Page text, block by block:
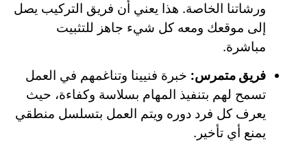
ورشاتنا الخاصة. هذا يعني أن فريق التركيب يصل
إلى موقعك ومعه كل شيء جاهز للتثبيت
مباشرة.
فريق متمرس: خبرة فنيينا وتناغمهم في العمل
تسمح لهم بتنفيذ المهام بسلاسة وكفاءة، حيث
يعرف كل فرد دوره ويتم العمل بتسلسل منطقي
يمنع أي تأخير.